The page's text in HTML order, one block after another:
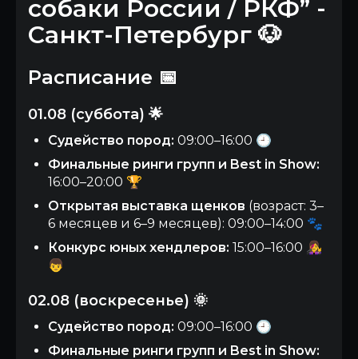
собаки России / РКФ” -
Санкт-Петербург 🐶
Расписание 📅
01.08 (суббота) 🌟
Судейство пород: 09:00–16:00 🕘
Финальные ринги групп и Best in Show:
16:00–20:00 🏆
Открытая выставка щенков (возраст: 3–
6 месяцев и 6–9 месяцев): 09:00–14:00 🐾
Конкурс юных хендлеров: 15:00–16:00 👩‍🎤
👦
02.08 (воскресенье) 🌞
Судейство пород: 09:00–16:00 🕘
Финальные ринги групп и Best in Show: